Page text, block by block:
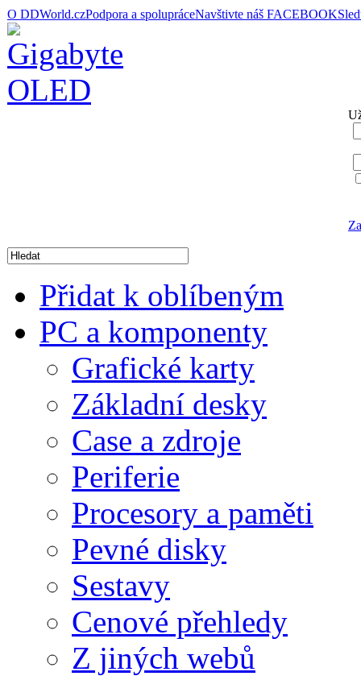
O DDWorld.czPodpora a spolupráceNavštivte náš FACEBOOK
Přidat k oblíbeným
PC a komponenty
Grafické karty
Základní desky
Case a zdroje
Periferie
Procesory a paměti
Pevné disky
Sestavy
Cenové přehledy
Z jiných webů